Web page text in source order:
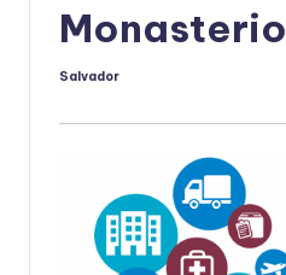
Monasterio
Publicado
Salvador